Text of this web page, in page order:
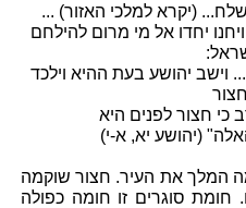
(יקרא למלכי האזור) ...
יחדו אל מי מרום להילחם
וישב יהושע בעת ההיא וילכד
חצור לפנים היא
(יהושע יא, א-י)
שיקם שלמה המלך את העיר. חצור שוקמה
חומת סוגרים זו חומה כפולה